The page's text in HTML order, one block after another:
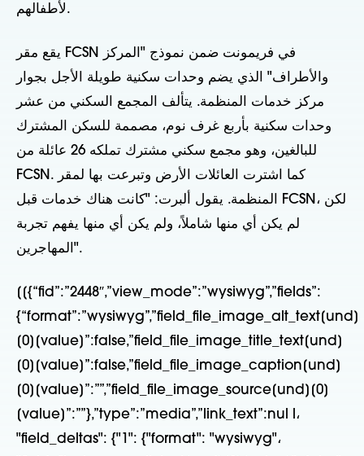
لأطفالهم.
يقع مقر FCSN في فريمونت ضمن نموذج "المركز
والأطراف" الذي يضم وحدات سكنية طويلة الأجل بجوار
مركز خدمات المنظمة. يتألف المجمع السكني من عشر
وحدات سكنية بأربع غرف نوم، مصممة للسكن المشترك
للبالغين، وهو مجمع سكني مشترك تملكه 26 عائلة من
FCSN. كما اشترت العائلات الأرض وتبرعت بها لمقر
المنظمة. يقول ألبرت: "كانت هناك خدمات قبل FCSN، لكن
لم يكن أي منها شاملاً، ولم يكن أي منها يفهم تجربة
المهاجرين".
[[{“fid”:”2448″,”view_mode”:”wysiwyg”,”fields”:
{“format”:”wysiwyg”,”field_file_image_alt_text[und]
[0][value]”:false,”field_file_image_title_text[und]
[0][value]”:false,”field_file_image_caption[und]
[0][value]”:””,”field_file_image_source[und][0]
[value]”:””},”type”:”media”,”link_text”:nul l،
"field_deltas": {"1": {"format": "wysiwyg"،